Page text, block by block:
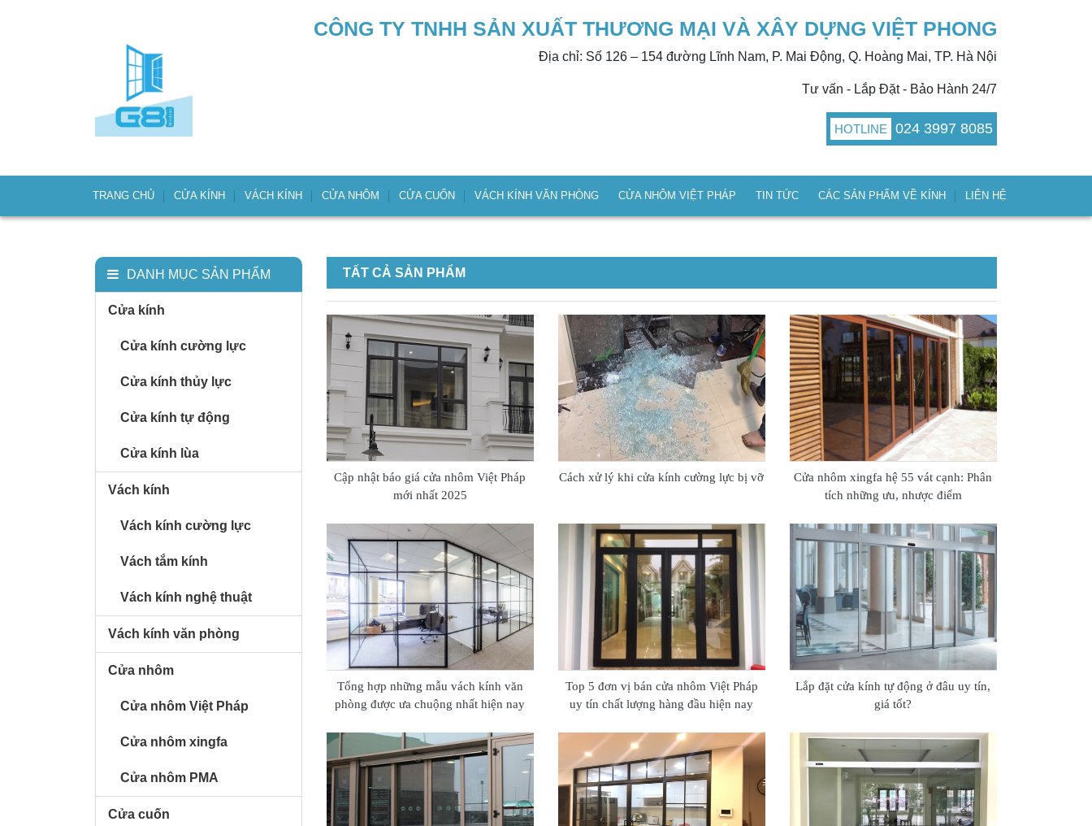
CÔNG TY TNHH SẢN XUẤT THƯƠNG MẠI VÀ XÂY DỰNG VIỆT PHONG
Địa chỉ: Số 126 – 154 đường Lĩnh Nam, P. Mai Động, Q. Hoàng Mai, TP. Hà Nội
Tư vấn - Lắp Đặt - Bảo Hành 24/7
HOTLINE 024 3997 8085
TRANG CHỦ CỬA KÍNH VÁCH KÍNH CỬA NHÔM CỬA CUỐN VÁCH KÍNH VĂN PHÒNG CỬA NHÔM VIỆT PHÁP TIN TỨC CÁC SẢN PHẨM VỀ KÍNH LIÊN HỆ
TẤT CẢ SẢN PHẨM
Cập nhật báo giá cửa nhôm Việt Pháp
mới nhất 2025
Cách xử lý khi cửa kính cường lực bị vỡ
Cửa nhôm xingfa hệ 55 vát cạnh: Phân
tích những ưu, nhược điểm
Tổng hợp những mẫu vách kính văn
phòng được ưa chuộng nhất hiện nay
Top 5 đơn vị bán cửa nhôm Việt Pháp
uy tín chất lượng hàng đầu hiện nay
Lắp đặt cửa kính tự động ở đâu uy tín,
giá tốt?
DANH MỤC SẢN PHẨM
Cửa kính
Cửa kính cường lực
Cửa kính thủy lực
Cửa kính tự động
Cửa kính lùa
Vách kính
Vách kính cường lực
Vách tắm kính
Vách kính nghệ thuật
Vách kính văn phòng
Cửa nhôm
Cửa nhôm Việt Pháp
Cửa nhôm xingfa
Cửa nhôm PMA
Cửa cuốn